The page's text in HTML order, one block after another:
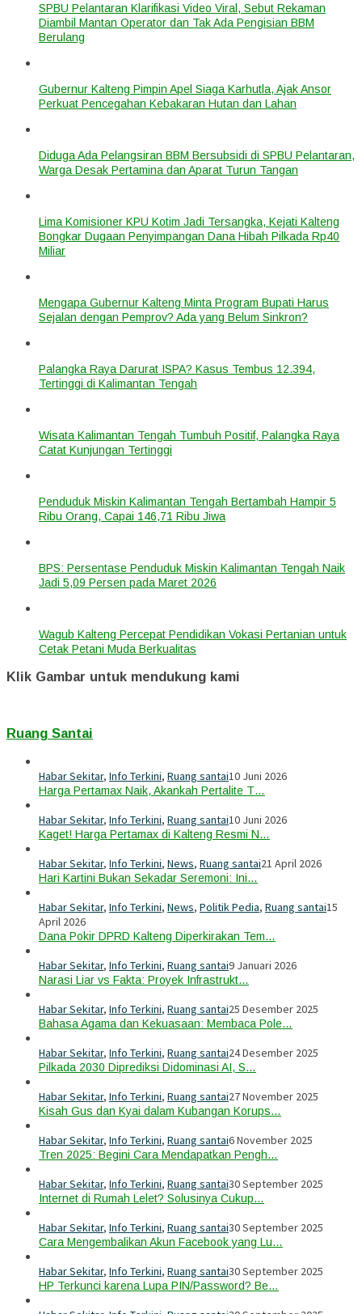
SPBU Pelantaran Klarifikasi Video Viral, Sebut Rekaman
Diambil Mantan Operator dan Tak Ada Pengisian BBM
Berulang
Gubernur Kalteng Pimpin Apel Siaga Karhutla, Ajak Ansor
Perkuat Pencegahan Kebakaran Hutan dan Lahan
Diduga Ada Pelangsiran BBM Bersubsidi di SPBU Pelantaran,
Warga Desak Pertamina dan Aparat Turun Tangan
Lima Komisioner KPU Kotim Jadi Tersangka, Kejati Kalteng
Bongkar Dugaan Penyimpangan Dana Hibah Pilkada Rp40
Miliar
Mengapa Gubernur Kalteng Minta Program Bupati Harus
Sejalan dengan Pemprov? Ada yang Belum Sinkron?
Palangka Raya Darurat ISPA? Kasus Tembus 12.394,
Tertinggi di Kalimantan Tengah
Wisata Kalimantan Tengah Tumbuh Positif, Palangka Raya
Catat Kunjungan Tertinggi
Penduduk Miskin Kalimantan Tengah Bertambah Hampir 5
Ribu Orang, Capai 146,71 Ribu Jiwa
BPS: Persentase Penduduk Miskin Kalimantan Tengah Naik
Jadi 5,09 Persen pada Maret 2026
Wagub Kalteng Percepat Pendidikan Vokasi Pertanian untuk
Cetak Petani Muda Berkualitas
Klik Gambar untuk mendukung kami
Ruang Santai
Habar Sekitar, Info Terkini, Ruang santai10 Juni 2026
Harga Pertamax Naik, Akankah Pertalite T…
Habar Sekitar, Info Terkini, Ruang santai10 Juni 2026
Kaget! Harga Pertamax di Kalteng Resmi N…
Habar Sekitar, Info Terkini, News, Ruang santai21 April 2026
Hari Kartini Bukan Sekadar Seremoni: Ini…
Habar Sekitar, Info Terkini, News, Politik Pedia, Ruang santai15
April 2026
Dana Pokir DPRD Kalteng Diperkirakan Tem…
Habar Sekitar, Info Terkini, Ruang santai9 Januari 2026
Narasi Liar vs Fakta: Proyek Infrastrukt…
Habar Sekitar, Info Terkini, Ruang santai25 Desember 2025
Bahasa Agama dan Kekuasaan: Membaca Pole…
Habar Sekitar, Info Terkini, Ruang santai24 Desember 2025
Pilkada 2030 Diprediksi Didominasi AI, S…
Habar Sekitar, Info Terkini, Ruang santai27 November 2025
Kisah Gus dan Kyai dalam Kubangan Korups…
Habar Sekitar, Info Terkini, Ruang santai6 November 2025
Tren 2025: Begini Cara Mendapatkan Pengh…
Habar Sekitar, Info Terkini, Ruang santai30 September 2025
Internet di Rumah Lelet? Solusinya Cukup…
Habar Sekitar, Info Terkini, Ruang santai30 September 2025
Cara Mengembalikan Akun Facebook yang Lu…
Habar Sekitar, Info Terkini, Ruang santai30 September 2025
HP Terkunci karena Lupa PIN/Password? Be…